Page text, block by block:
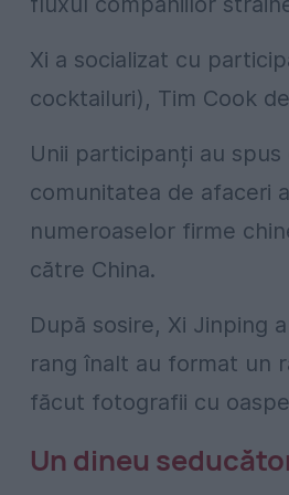
Xi a socializat cu
cocktailuri), Tim Cook
Unii participanți au
comunitatea de afaceri
numeroaselor firme
către China.
După sosire, Xi Jinping
rang înalt au format un
făcut fotografii cu
Un dineu